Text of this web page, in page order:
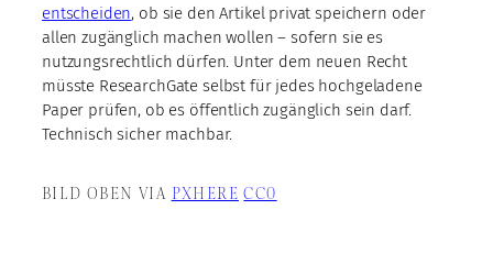
entscheiden, ob sie den Artikel privat speichern oder
allen zugänglich machen wollen – sofern sie es
nutzungsrechtlich dürfen. Unter dem neuen Recht
müsste ResearchGate selbst für jedes hochgeladene
Paper prüfen, ob es öffentlich zugänglich sein darf.
Technisch sicher machbar.
BILD OBEN VIA PXHERE CC0